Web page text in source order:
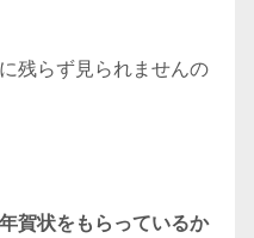
残らず見られませんの
賀状をもらっているか